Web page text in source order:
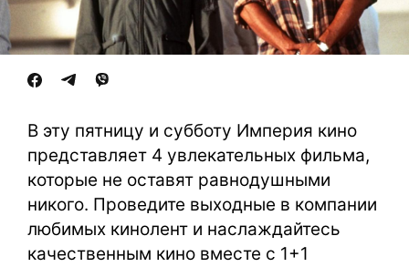
В эту пятницу и субботу Империя кино
представляет 4 увлекательных фильма,
которые не оставят равнодушными
никого. Проведите выходные в компании
любимых кинолент и наслаждайтесь
качественным кино вместе с 1+1